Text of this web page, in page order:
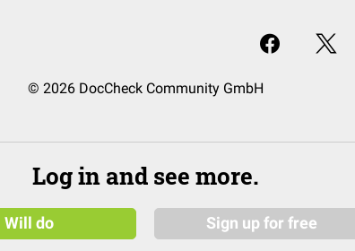
© 2026 DocCheck Community GmbH
Log in and see more.
Will do Sign up for free